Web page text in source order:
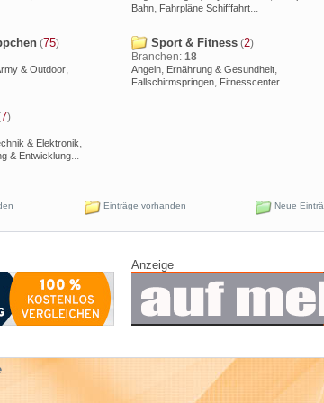
Bahn, Fahrpläne Schifffahrt...
(75)
& Outdoor,
Sport & Fitness (2)
Branchen: 18
Angeln, Ernährung & Gesundheit,
Fallschirmspringen, Fitnesscenter...
7)
& Elektronik,
& Entwicklung...
Einträge vorhanden Neue
Anzeige